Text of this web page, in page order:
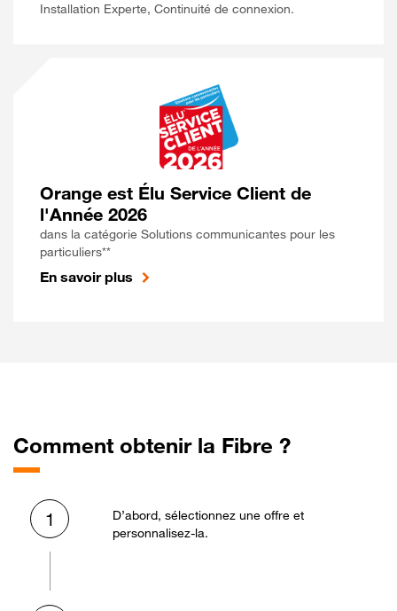
Installation Experte, Continuité de connexion.
Orange est Élu Service Client de
l'Année 2026
dans la catégorie Solutions communicantes pour les
particuliers**
En savoir plus
Comment obtenir la Fibre ?
1
D’abord, sélectionnez une offre et
personnalisez-la.